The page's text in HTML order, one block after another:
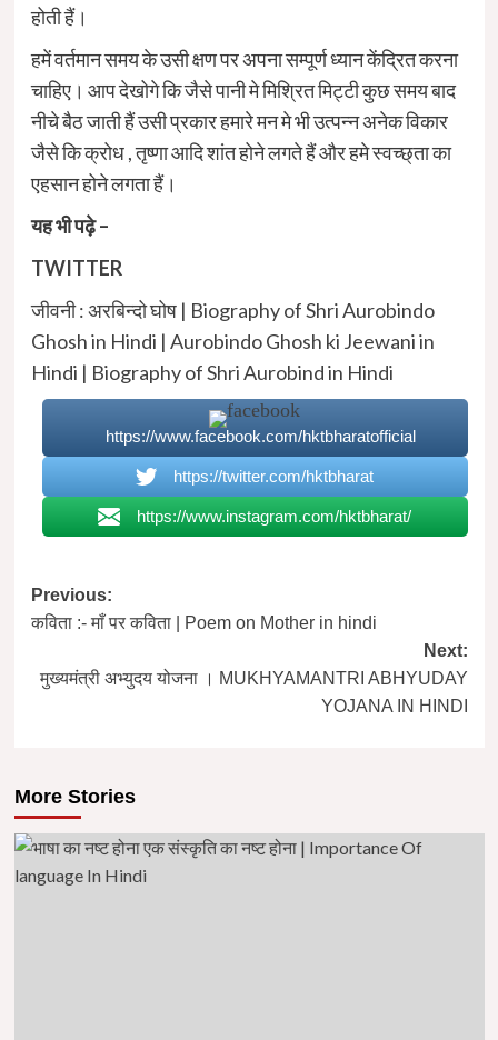
होती हैं।
हमें वर्तमान समय के उसी क्षण पर अपना सम्पूर्ण ध्यान केंद्रित करना
चाहिए। आप देखोगे कि जैसे पानी मे मिश्रित मिट्टी कुछ समय बाद
नीचे बैठ जाती हैं उसी प्रकार हमारे मन मे भी उत्पन्न अनेक विकार
जैसे कि क्रोध , तृष्णा आदि शांत होने लगते हैं और हमे स्वच्छ्ता का
एहसान होने लगता हैं।
यह भी पढ़े –
TWITTER
जीवनी : अरबिन्दो घोष | Biography of Shri Aurobindo
Ghosh in Hindi | Aurobindo Ghosh ki Jeewani in
Hindi | Biography of Shri Aurobind in Hindi
https://www.facebook.com/hktbharatofficial
https://twitter.com/hktbharat
https://www.instagram.com/hktbharat/
Post
navigation
Previous:
कविता :- माँ पर कविता | Poem on Mother in hindi
Next:
मुख्यमंत्री अभ्युदय योजना । MUKHYAMANTRI ABHYUDAY
YOJANA IN HINDI
More Stories